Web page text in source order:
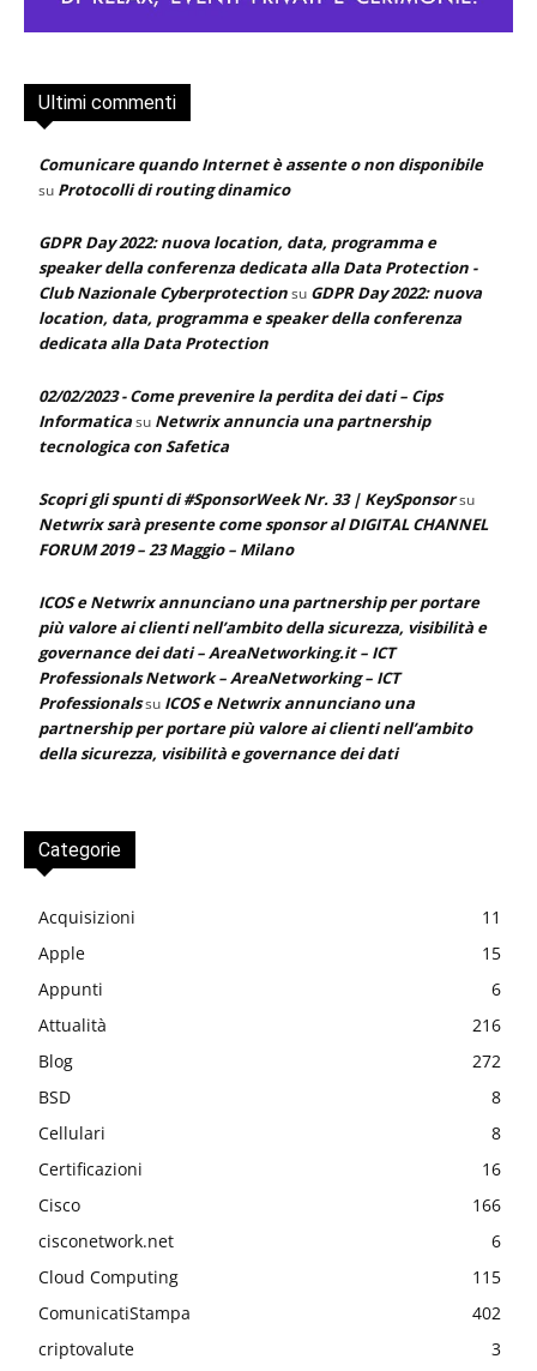
Ultimi commenti
Comunicare quando Internet è assente o non disponibile
su Protocolli di routing dinamico
GDPR Day 2022: nuova location, data, programma e
speaker della conferenza dedicata alla Data Protection -
Club Nazionale Cyberprotectionsu GDPR Day 2022: nuova
location, data, programma e speaker della conferenza
dedicata alla Data Protection
02/02/2023 - Come prevenire la perdita dei dati – Cips
Informaticasu Netwrix annuncia una partnership
tecnologica con Safetica
Scopri gli spunti di #SponsorWeek Nr. 33 | KeySponsorsu
Netwrix sarà presente come sponsor al DIGITAL CHANNEL
FORUM 2019 – 23 Maggio – Milano
ICOS e Netwrix annunciano una partnership per portare
più valore ai clienti nell’ambito della sicurezza, visibilità e
governance dei dati – AreaNetworking.it – ICT
Professionals Network – AreaNetworking – ICT
Professionalssu ICOS e Netwrix annunciano una
partnership per portare più valore ai clienti nell’ambito
della sicurezza, visibilità e governance dei dati
Categorie
Acquisizioni
11
Apple
15
Appunti
6
Attualità
216
Blog
272
BSD
8
Cellulari
8
Certificazioni
16
Cisco
166
cisconetwork.net
6
Cloud Computing
115
ComunicatiStampa
402
criptovalute
3